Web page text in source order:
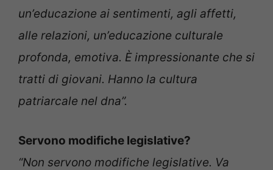
un’educazione ai sentimenti, agli affetti,
alle relazioni, un’educazione culturale
profonda, emotiva. È impressionante che si
tratti di giovani. Hanno la cultura
patriarcale nel dna”.
Servono modifiche legislative?
“Non servono modifiche legislative. Va